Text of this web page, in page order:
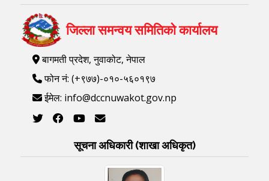
जिल्ला समन्वय समितिको कार्यालय
बागमती प्रदेश, नुवाकोट, नेपाल
फोन नं: (+९७७)-०१०-५६०१९७
ईमेल: info@dccnuwakot.gov.np
सूचना अधिकारी (शाखा अधिकृत)